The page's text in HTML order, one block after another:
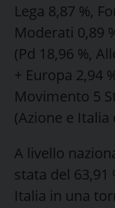
Lega 8,87 %,
Moderati 0,89
(Pd 18,96 %,
+ Europa 2,94
Movimento 5
(Azione e Italia
A livello
stata del 63,91
Italia in una